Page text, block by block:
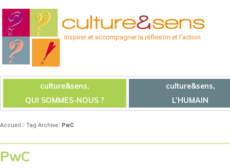
Inspirer et accompagner la réflexion et l'action
culture&sens,
QUI SOMMES-NOUS ?
culture&sens,
L’HUMAIN
Accueil Tag Archive: PwC
PwC